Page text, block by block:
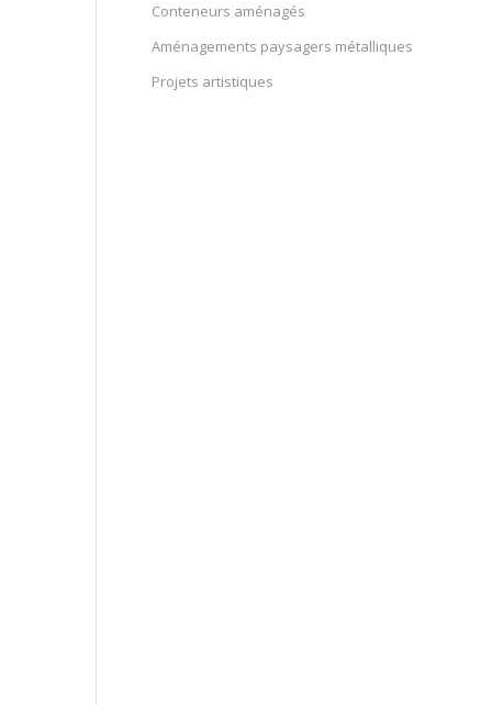
Conteneurs aménagés
Aménagements paysagers métalliques
Projets artistiques